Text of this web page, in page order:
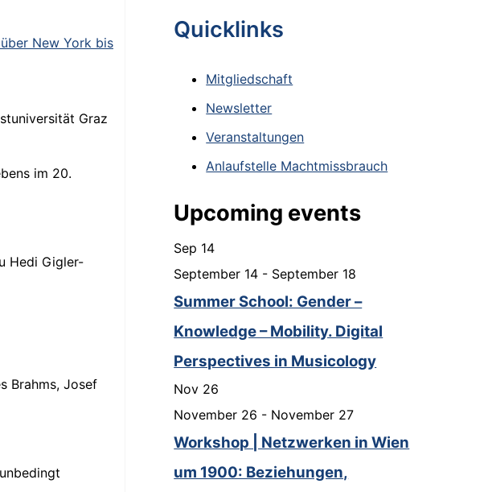
New York bis
Graz
im 20.
Hedi Gigler-
Brahms, Josef
c
Quicklinks
Mitgliedschaft
Newsletter
Veranstaltungen
Anlaufstelle Machtmissbrauch
Upcoming events
Sep 14
September 14 - September 18
Summer School: Gender –
Knowledge – Mobility. Digital
Perspectives in Musicology
Nov 26
November 26 - November 27
Workshop | Netzwerken in Wien
um 1900: Beziehungen,